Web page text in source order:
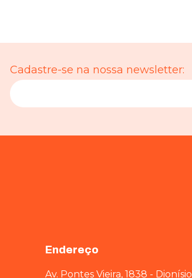
Cadastre-se na nossa newsletter:
Endereço
Av. Pontes Vieira, 1838 - Dionísio